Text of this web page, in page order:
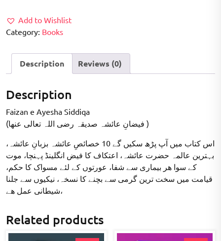
Add to Wishlist
Category: Books
Description Reviews (0)
Description
Faizan e Ayesha Siddiqa
(فیضانِ عائشہ صدیقہ رضی اللہ تعالی عنھا )
اس کتاب میں آپ پڑھ سکیں گے 10 خصائصِ عائشہ بزبانِ عائشہ،
بہترین عالمہ حضرت عائشہ، اعتکاف کا فیض انگلینڈ پہنچا، موت
کے سوا ھر بیماری سے شفا، عورتوں کے لئے مسواک کا حکم،
قیامت میں سخت ترین گرمی سے بچنے کا نسخہ، نیکیوں سے جلنا
شیطانی عمل ھے،
Related products